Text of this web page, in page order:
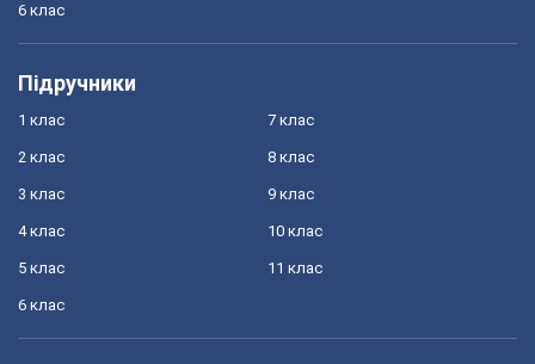
6 клас
Підручники
1 клас
2 клас
3 клас
4 клас
5 клас
6 клас
7 клас
8 клас
9 клас
10 клас
11 клас